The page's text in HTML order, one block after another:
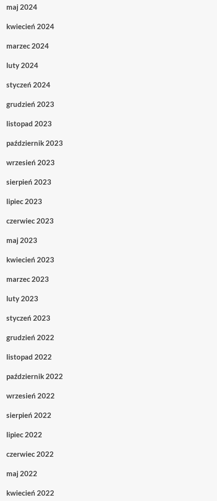
maj 2024
kwiecień 2024
marzec 2024
luty 2024
styczeń 2024
grudzień 2023
listopad 2023
październik 2023
wrzesień 2023
sierpień 2023
lipiec 2023
czerwiec 2023
maj 2023
kwiecień 2023
marzec 2023
luty 2023
styczeń 2023
grudzień 2022
listopad 2022
październik 2022
wrzesień 2022
sierpień 2022
lipiec 2022
czerwiec 2022
maj 2022
kwiecień 2022